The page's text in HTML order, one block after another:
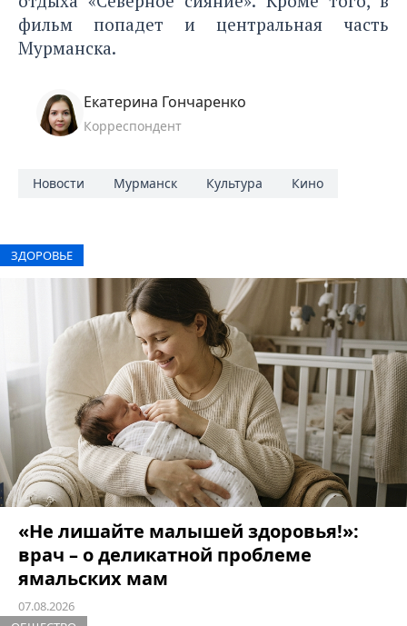
фильм попадет и центральная часть
Мурманска.
Екатерина Гончаренко
Корреспондент
Новости Мурманск Культура Кино
ЗДОРОВЬЕ
«Не лишайте малышей здоровья!»:
врач – о деликатной проблеме
ямальских мам
07.08.2026